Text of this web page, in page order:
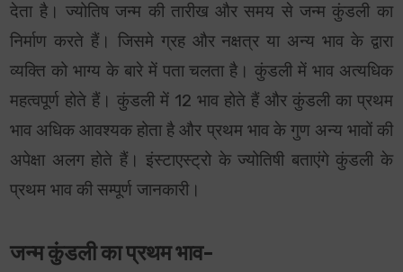
देता है। ज्योतिष जन्म की तारीख और समय से जन्म कुंडली का
निर्माण करते हैं। जिसमे ग्रह और नक्षत्र या अन्य भाव के द्वारा
व्यक्ति को भाग्य के बारे में पता चलता है। कुंडली में भाव अत्यधिक
महत्वपूर्ण होते हैं। कुंडली में 12 भाव होते हैं और कुंडली का प्रथम
भाव अधिक आवश्यक होता है और प्रथम भाव के गुण अन्य भावों की
अपेक्षा अलग होते हैं। इंस्टाएस्ट्रो के ज्योतिषी बताएंगे कुंडली के
प्रथम भाव की सम्पूर्ण जानकारी।
जन्म कुंडली का प्रथम भाव-